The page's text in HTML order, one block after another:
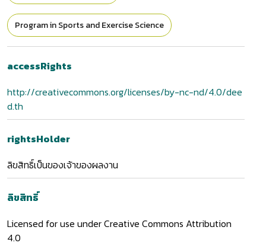
Program in Sports and Exercise Science
accessRights
http://creativecommons.org/licenses/by-nc-nd/4.0/dee
d.th
rightsHolder
ลิขสิทธิ์เป็นของเจ้าของผลงาน
ลิขสิทธิ์
Licensed for use under Creative Commons Attribution
4.0